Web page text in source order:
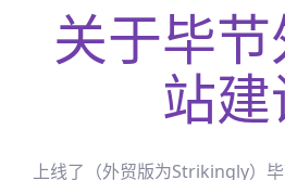
关于毕节
站
上线了（外贸版为Strikingly）